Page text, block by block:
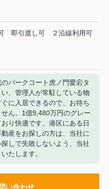
即引渡し可
２沿線利用可
パークコート虎ノ門愛宕タ
、管理人が常駐している物
に入居できるので、お待ち
ん。1億9,480万円のグレー
り快適です。港区にある日
産をお探しの方は、当社に
しで失敗しないよう、当社
たします。
い合わせ